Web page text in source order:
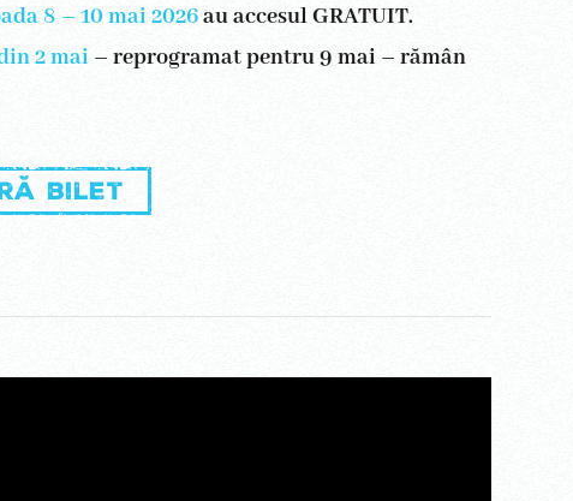
8 – 10 mai 2026au accesul GRATUIT.
2 mai – reprogramat pentru 9 mai – rămân
bilet